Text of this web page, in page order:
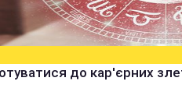
до кар'єрних